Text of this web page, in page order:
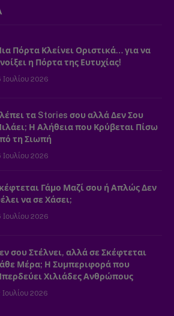
Πόρτα Κλείνει Οριστικά… για να
η Πόρτα της Ευτυχίας!
Ιουλίου 2026
τα Stories σου αλλά Δεν Σου
Η Αλήθεια που Κρύβεται Πίσω
τη Σιωπή
Ιουλίου 2026
Γάμο Μαζί σου ή Απλώς Δεν
να σε Χάσει;
Ιουλίου 2026
σου Στέλνει, αλλά σε Σκέφτεται
Μέρα; Η Συμπεριφορά που
Χιλιάδες Ανθρώπους
Ιουλίου 2026